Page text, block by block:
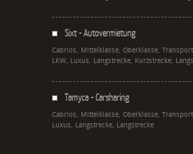
Sixt - Autovermietung
Cabrios, Mittelklasse, Oberklasse,
LKW, Luxus, Langstrecke, Kurzstrecke,
Tamyca - Carsharing
Cabrios, Mittelklasse, Oberklasse,
Luxus, Langstrecke, Langstrecke